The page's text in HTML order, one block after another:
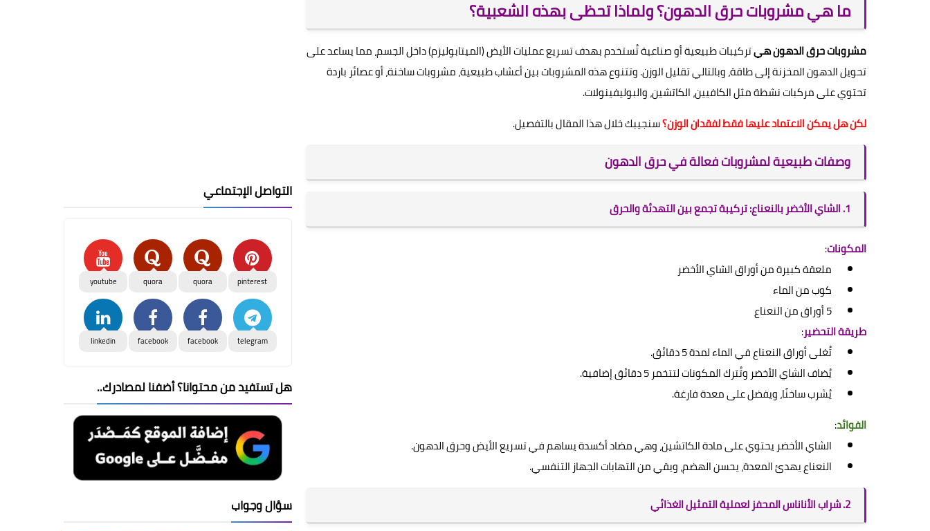
ما هي مشروبات حرق الدهون؟ ولماذا تحظى بهذه الشعبية؟
مشروبات حرق الدهون هيتركيبات طبيعية أو صناعية تُستخدم بهدف تسريع عمليات الأيض (الميتابوليزم) داخل الجسم، مما يساعد على
تحويل الدهون المخزنة إلى طاقة، وبالتالي تقليل الوزن. وتتنوع هذه المشروبات بين أعشاب طبيعية، مشروبات ساخنة، أو عصائر باردة
تحتوي على مركبات نشطة مثل الكافيين، الكاتشين، والبوليفينولات.
لكن هل يمكن الاعتماد عليها فقط لفقدان الوزن؟سنجيبك خلال هذا المقال بالتفصيل.
وصفات طبيعية لمشروبات فعالة في حرق الدهون
1. الشاي الأخضر بالنعناع: تركيبة تجمع بين التهدئة والحرق
المكونات:
ملعقة كبيرة من أوراق الشاي الأخضر
كوب من الماء
5 أوراق من النعناع
طريقة التحضير:
تُغلى أوراق النعناع في الماء لمدة 5 دقائق.
يُضاف الشاي الأخضر وتُترك المكونات لتتخمر 5 دقائق إضافية.
يُشرب ساخنًا، ويفضل على معدة فارغة.
الفوائد:
الشاي الأخضر يحتوي على مادة الكاتشين، وهي مضاد أكسدة يساهم في تسريع الأيض وحرق الدهون.
النعناع يهدئ المعدة، يحسن الهضم، ويقي من التهابات الجهاز التنفسي.
2. شراب الأناناس المحفز لعملية التمثيل الغذائي
التواصل الإجتماعي
pinterest
quora
quora
youtube
telegram
facebook
facebook
linkedin
هل تستفيد من محتوانا؟ أضفنا لمصادرك..
سؤال وجواب